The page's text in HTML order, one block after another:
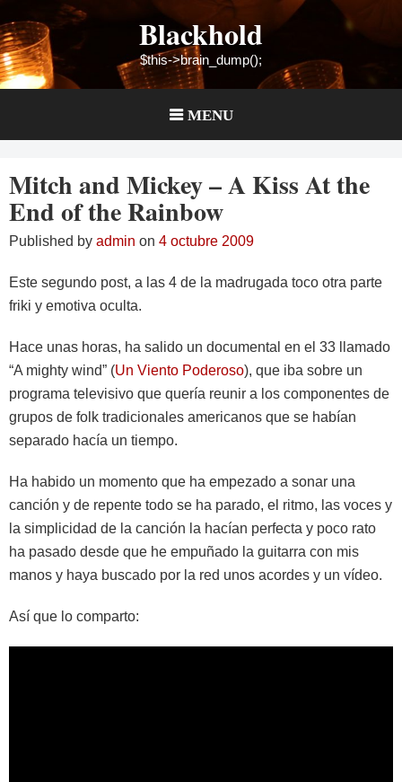
to
content
Blackhold
$this->brain_dump();
MENU
Mitch and Mickey – A Kiss At the
End of the Rainbow
Published by admin on 4 octubre 2009
Este segundo post, a las 4 de la madrugada toco otra parte
friki y emotiva oculta.
Hace unas horas, ha salido un documental en el 33 llamado
“A mighty wind” (Un Viento Poderoso), que iba sobre un
programa televisivo que quería reunir a los componentes de
grupos de folk tradicionales americanos que se habían
separado hacía un tiempo.
Ha habido un momento que ha empezado a sonar una
canción y de repente todo se ha parado, el ritmo, las voces y
la simplicidad de la canción la hacían perfecta y poco rato
ha pasado desde que he empuñado la guitarra con mis
manos y haya buscado por la red unos acordes y un vídeo.
Así que lo comparto: